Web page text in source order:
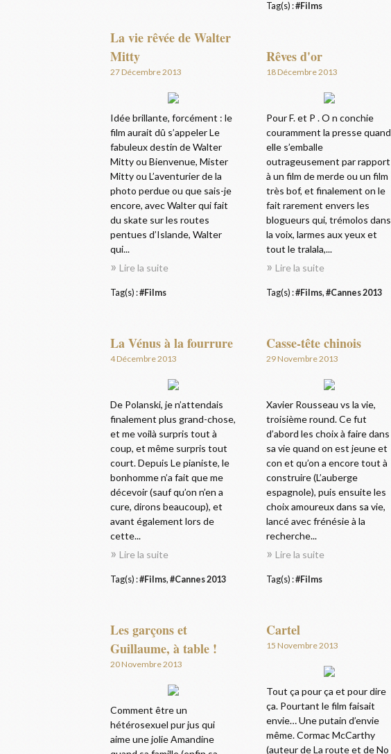
Tag(s) :#Films
La vie rêvée de Walter
Mitty
27 Décembre 2013
Idée brillante, forcément : le
film aurait dû s’appeler Le
fabuleux destin de Walter
Mitty ou Bienvenue, Mister
Mitty ou L’aventurier de la
photo perdue ou que sais-je
encore, avec Walter qui fait
du skate sur les routes
pentues d’Islande, Walter
qui...
Lire la suite
Tag(s) :#Films
Rêves d'or
18 Décembre 2013
Pour F. et P . O n conchie
couramment la presse quand
elle s’emballe
outrageusement par rapport
à un film de merde ou un film
très bof, et finalement on le
fait rarement envers les
blogueurs qui, trémolos dans
la voix, larmes aux yeux et
tout le tralala,...
Lire la suite
Tag(s) :#Films, #Cannes 2013
La Vénus à la fourrure
4 Décembre 2013
De Polanski, je n’attendais
finalement plus grand-chose,
et me voilà surpris tout à
coup, et même surpris tout
court. Depuis Le pianiste, le
bonhomme n’a fait que me
décevoir (sauf qu’on n’en a
cure, dirons beaucoup), et
avant également lors de
cette...
Lire la suite
Tag(s) :#Films, #Cannes 2013
Casse-tête chinois
29 Novembre 2013
Xavier Rousseau vs la vie,
troisième round. Ce fut
d’abord les choix à faire dans
sa vie quand on est jeune et
con et qu’on a encore tout à
construire (L’auberge
espagnole), puis ensuite les
choix amoureux dans sa vie,
lancé avec frénésie à la
recherche...
Lire la suite
Tag(s) :#Films
Les garçons et
Guillaume, à table !
20 Novembre 2013
Comment être un
hétérosexuel pur jus qui
aime une jolie Amandine
Cartel
15 Novembre 2013
Tout ça pour ça et pour dire
ça. Pourtant le film faisait
envie… Une putain d’envie
même. Cormac McCarthy
(auteur de La route et de No